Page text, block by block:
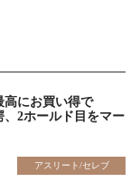
高にお買い得で
、2ホールド目をマー
アスリート/セレブ